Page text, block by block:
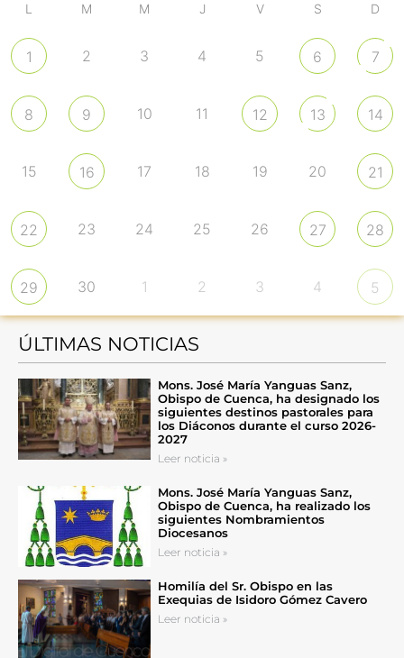
L M M J V S D
1 2 3 4 5 6 7
8 9 10 11 12 13 14
15 16 17 18 19 20 21
22 23 24 25 26 27 28
29 30 1 2 3 4 5
ÚLTIMAS NOTICIAS
Mons. José María Yanguas Sanz,
Obispo de Cuenca, ha designado los
siguientes destinos pastorales para
los Diáconos durante el curso 2026-
2027
Leer noticia »
Mons. José María Yanguas Sanz,
Obispo de Cuenca, ha realizado los
siguientes Nombramientos
Diocesanos
Leer noticia »
Homilía del Sr. Obispo en las
Exequias de Isidoro Gómez Cavero
Leer noticia »